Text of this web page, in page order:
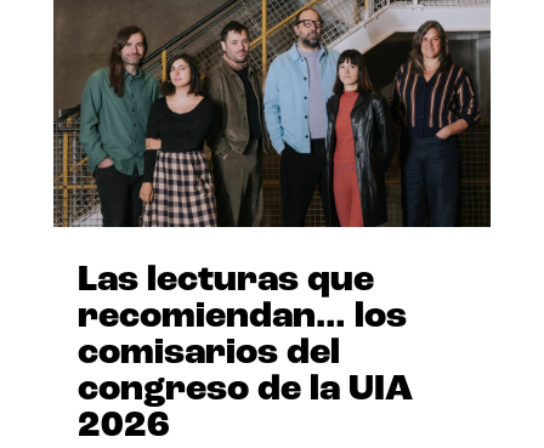
Las lecturas que
recomiendan… los
comisarios del
congreso de la UIA
2026